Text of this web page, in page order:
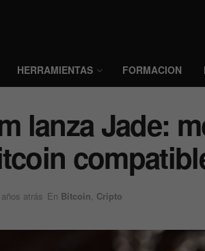
HERRAMIENTAS FORMACION
lanza Jade:
atrás En Bitcoin Cripto